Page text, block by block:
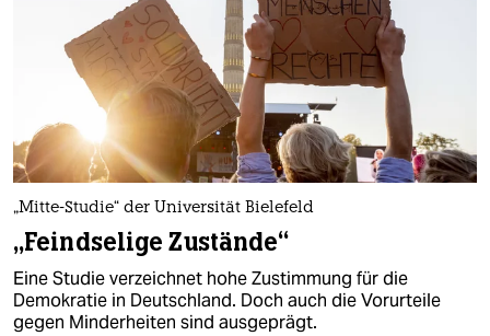
„Mitte-Studie“ der Universität Bielefeld
„Feindselige Zustände“
Eine Studie verzeichnet hohe Zustimmung für die
Demokratie in Deutschland. Doch auch die Vorurteile
gegen Minderheiten sind ausgeprägt.